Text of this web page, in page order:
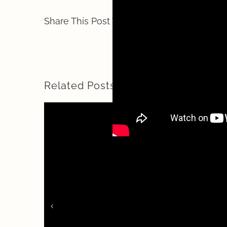
Share This Post With Others!
Related Posts